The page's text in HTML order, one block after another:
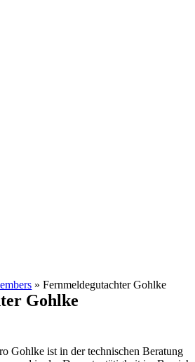
»Fernmeldegutachter Gohlke
Gohlke
Gohlke ist in der technischen Beratung